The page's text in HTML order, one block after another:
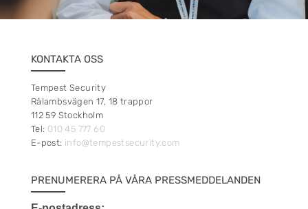
KONTAKTA OSS
Tempest Security
Rålambsvägen 17, 18 trappor
112 59 Stockholm
Tel: 010 45 777 60
E-post: info@tempestsecurity.com
PRENUMERERA PÅ VÅRA PRESSMEDDELANDEN